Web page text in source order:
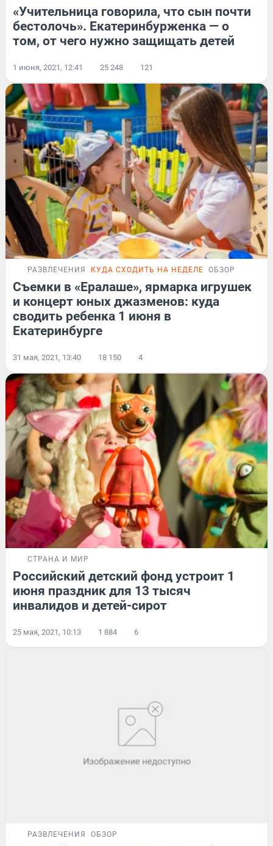
«Учительница говорила, что сын почти
бестолочь». Екатеринбурженка — о
том, от чего нужно защищать детей
1 июня, 2021, 12:41 25 248 121
РАЗВЛЕЧЕНИЯ КУДА СХОДИТЬ НА НЕДЕЛЕ ОБЗОР
Съемки в «Ералаше», ярмарка игрушек
и концерт юных джазменов: куда
сводить ребенка 1 июня в
Екатеринбурге
31 мая, 2021, 13:40 18 150 4
СТРАНА И МИР
Российский детский фонд устроит 1
июня праздник для 13 тысяч
инвалидов и детей-сирот
25 мая, 2021, 10:13 1 884 6
РАЗВЛЕЧЕНИЯ ОБЗОР